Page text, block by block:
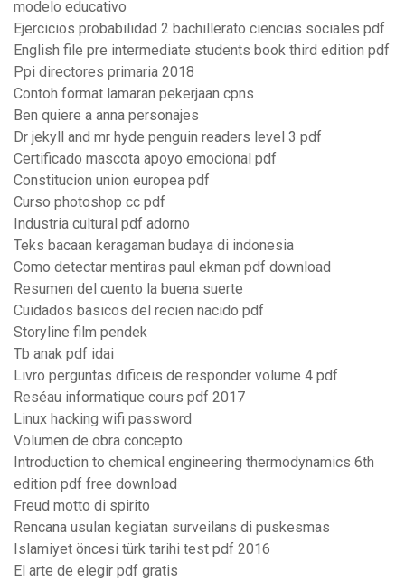
modelo educativo
Ejercicios probabilidad 2 bachillerato ciencias sociales pdf
English file pre intermediate students book third edition pdf
Ppi directores primaria 2018
Contoh format lamaran pekerjaan cpns
Ben quiere a anna personajes
Dr jekyll and mr hyde penguin readers level 3 pdf
Certificado mascota apoyo emocional pdf
Constitucion union europea pdf
Curso photoshop cc pdf
Industria cultural pdf adorno
Teks bacaan keragaman budaya di indonesia
Como detectar mentiras paul ekman pdf download
Resumen del cuento la buena suerte
Cuidados basicos del recien nacido pdf
Storyline film pendek
Tb anak pdf idai
Livro perguntas dificeis de responder volume 4 pdf
Reséau informatique cours pdf 2017
Linux hacking wifi password
Volumen de obra concepto
Introduction to chemical engineering thermodynamics 6th
edition pdf free download
Freud motto di spirito
Rencana usulan kegiatan surveilans di puskesmas
Islamiyet öncesi türk tarihi test pdf 2016
El arte de elegir pdf gratis